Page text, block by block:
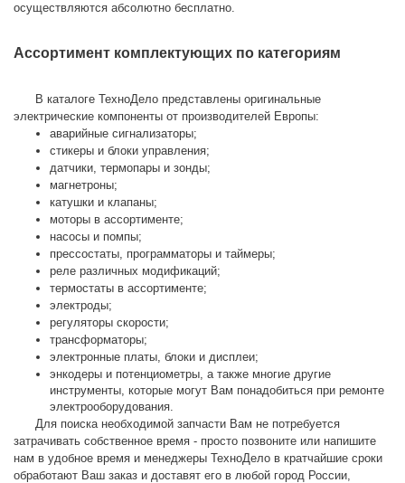
осуществляются абсолютно бесплатно.
Ассортимент комплектующих по категориям
электрические компоненты от производителей Европы:
аварийные сигнализаторы;
стикеры и блоки управления;
датчики, термопары и зонды;
магнетроны;
катушки и клапаны;
моторы в ассортименте;
насосы и помпы;
прессостаты, программаторы и таймеры;
реле различных модификаций;
термостаты в ассортименте;
электроды;
регуляторы скорости;
трансформаторы;
электронные платы, блоки и дисплеи;
энкодеры и потенциометры, а также многие другие
инструменты, которые могут Вам понадобиться при ремонте
электрооборудования.
затрачивать собственное время - просто позвоните или напишите
нам в удобное время и менеджеры ТехноДело в кратчайшие сроки
обработают Ваш заказ и доставят его в любой город России,